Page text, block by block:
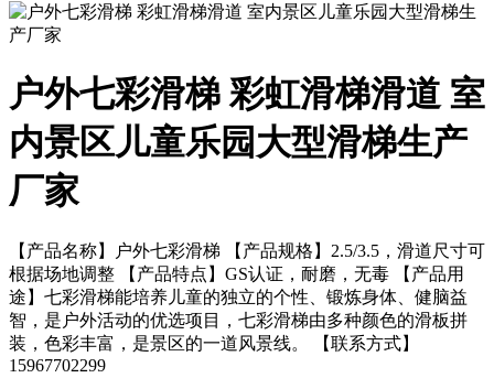
户外七彩滑梯 彩虹滑梯滑道 室
内景区儿童乐园大型滑梯生产
厂家
【产品名称】户外七彩滑梯 【产品规格】2.5/3.5，滑道尺寸可
根据场地调整 【产品特点】GS认证，耐磨，无毒 【产品用
途】七彩滑梯能培养儿童的独立的个性、锻炼身体、健脑益
智，是户外活动的优选项目，七彩滑梯由多种颜色的滑板拼
装，色彩丰富，是景区的一道风景线。 【联系方式】
15967702299